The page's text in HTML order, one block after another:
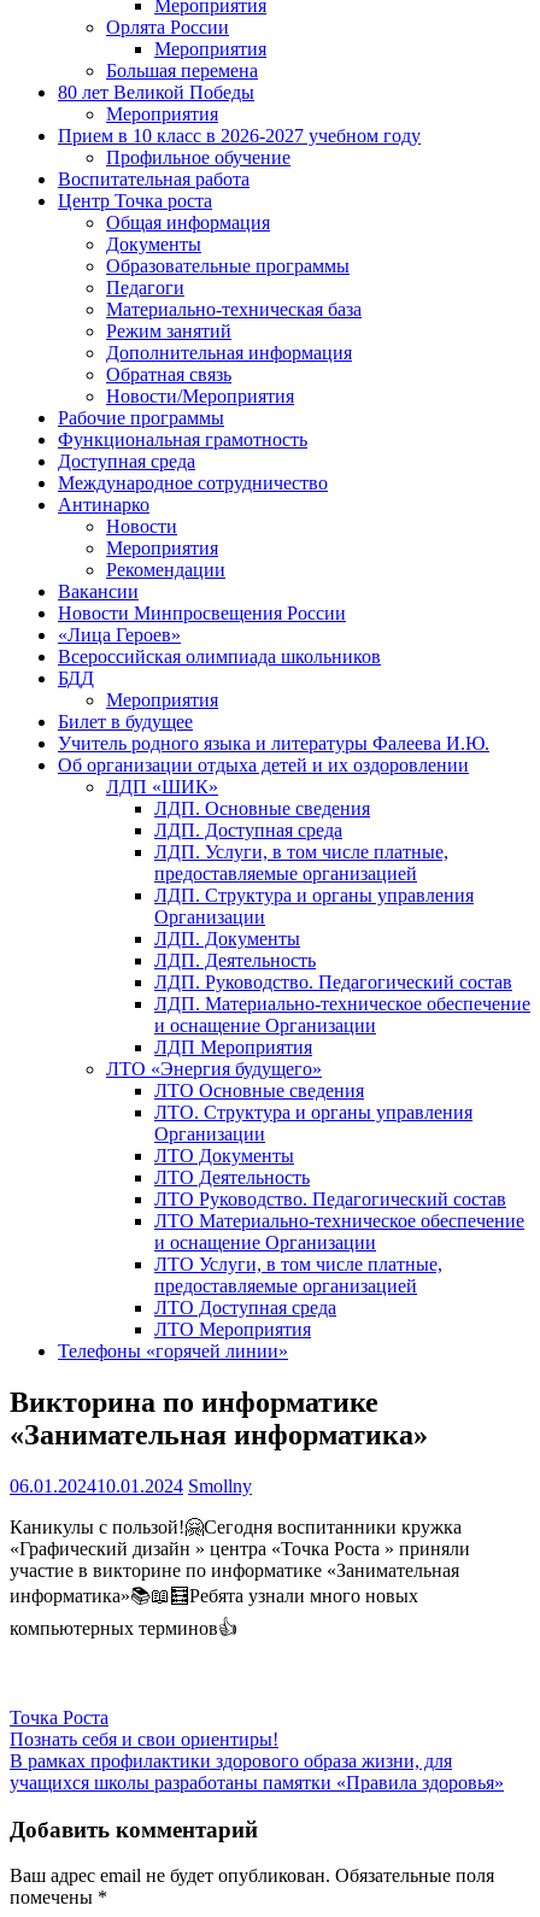
Мероприятия
Орлята России
Мероприятия
Большая перемена
80 лет Великой Победы
Мероприятия
Прием в 10 класс в 2026-2027 учебном году
Профильное обучение
Воспитательная работа
Центр Точка роста
Общая информация
Документы
Образовательные программы
Педагоги
Материально-техническая база
Режим занятий
Дополнительная информация
Обратная связь
Новости/Мероприятия
Рабочие программы
Функциональная грамотность
Доступная среда
Международное сотрудничество
Антинарко
Новости
Мероприятия
Рекомендации
Вакансии
Новости Минпросвещения России
«Лица Героев»
Всероссийская олимпиада школьников
БДД
Мероприятия
Билет в будущее
Учитель родного языка и литературы Фалеева И.Ю.
Об организации отдыха детей и их оздоровлении
ЛДП «ШИК»
ЛДП. Основные сведения
ЛДП. Доступная среда
ЛДП. Услуги, в том числе платные,
предоставляемые организацией
ЛДП. Структура и органы управления
Организации
ЛДП. Документы
ЛДП. Деятельность
ЛДП. Руководство. Педагогический состав
ЛДП. Материально-техническое обеспечение
и оснащение Организации
ЛДП Мероприятия
ЛТО «Энергия будущего»
ЛТО Основные сведения
ЛТО. Структура и органы управления
Организации
ЛТО Документы
ЛТО Деятельность
ЛТО Руководство. Педагогический состав
ЛТО Материально-техническое обеспечение
и оснащение Организации
ЛТО Услуги, в том числе платные,
предоставляемые организацией
ЛТО Доступная среда
ЛТО Мероприятия
Телефоны «горячей линии»
Викторина по информатике
«Занимательная информатика»
06.01.202410.01.2024 Smollny
Каникулы с пользой!🤗Сегодня воспитанники кружка
«Графический дизайн » центра «Точка Роста » приняли
участие в викторине по информатике «Занимательная
информатика»📚📖🧮Ребята узнали много новых
компьютерных терминов👍
Точка Роста
Навигация
по
Познать себя и свои ориентиры!
В рамках профилактики здорового образа жизни, для
учащихся школы разработаны памятки «Правила здоровья»
Добавить комментарий
Ваш адрес email не будет опубликован. Обязательные поля
помечены *